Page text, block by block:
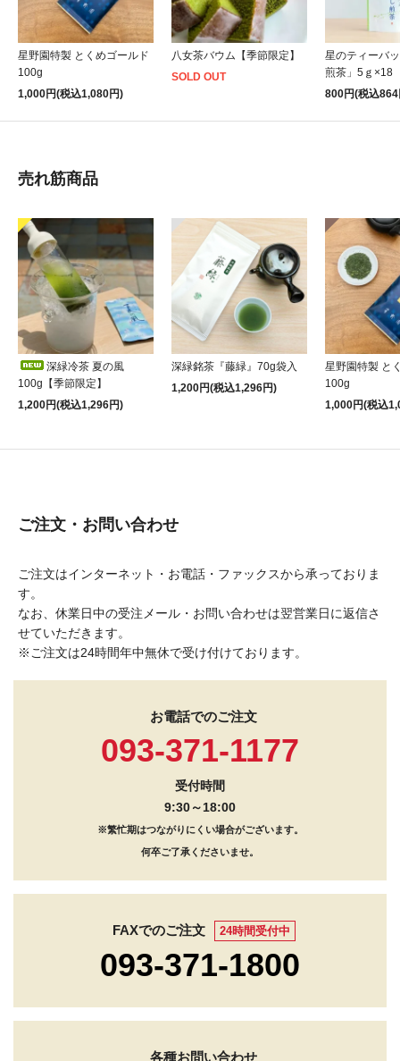
星野園特製 とくめゴールド
100g
1,000円(税込1,080円)
八女茶バウム【季節限定】
SOLD OUT
星のティーバ
煎茶」5ｇ×18
800円(税込864
売れ筋商品
深緑冷茶 夏の風
100g【季節限定】
1,200円(税込1,296円)
深緑銘茶『藤緑』70g袋入
1,200円(税込1,296円)
星野園特製 と
100g
1,000円(税込
ご注文・お問い合わせ
ご注文はインターネット・お電話・ファックスから承っておりま
す。
なお、休業日中の受注メール・お問い合わせは翌営業日に返信さ
せていただきます。
※ご注文は24時間年中無休で受け付けております。
お電話でのご注文
093-371-1177
受付時間
9:30～18:00
※繁忙期はつながりにくい場合がございます。
何卒ご了承くださいませ。
FAXでのご注文 24時間受付中
093-371-1800
各種お問い合わせ